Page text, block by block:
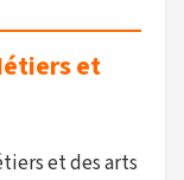
et
et des arts